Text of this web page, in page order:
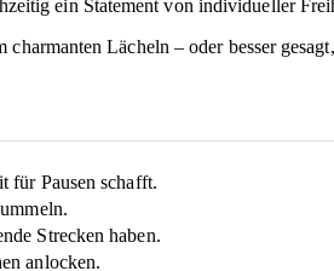
ein Statement von individueller
Lächeln – oder besser
für Pausen schafft.
Strecken haben.
anlocken.